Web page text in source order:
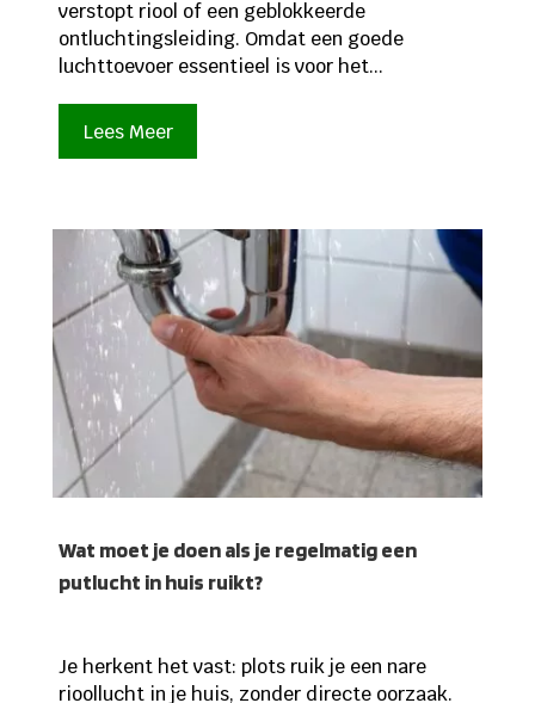
verstopt riool of een geblokkeerde
ontluchtingsleiding. Omdat een goede
luchttoevoer essentieel is voor het...
Lees Meer
Wat moet je doen als je regelmatig een
putlucht in huis ruikt?
Je herkent het vast: plots ruik je een nare
rioollucht in je huis, zonder directe oorzaak.